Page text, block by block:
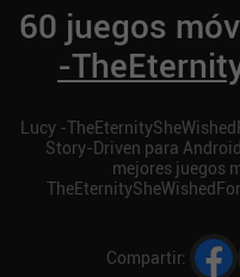
60 juegos
-
Lucy -
Story-Driven para
mejores juegos
Compartir: